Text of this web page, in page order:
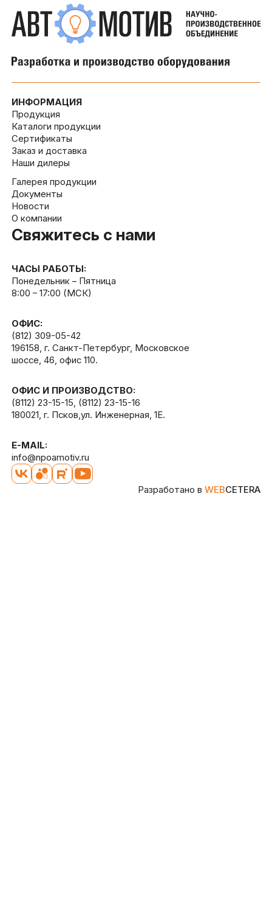
ИНФОРМАЦИЯ
Продукция
Каталоги продукции
Сертификаты
Заказ и доставка
Наши дилеры
Галерея продукции
Документы
Новости
О компании
Свяжитесь с нами
ЧАСЫ РАБОТЫ:
Понедельник – Пятница
8:00 – 17:00 (МСК)
ОФИС:
(812) 309-05-42
196158, г. Санкт-Петербург, Московское
шоссе, 46, офис 110.
ОФИС И ПРОИЗВОДСТВО:
(8112) 23-15-15, (8112) 23-15-16
180021, г. Псков,ул. Инженерная, 1Е.
E-MAIL:
info@npoamotiv.ru
Разработано вWEBCETERA